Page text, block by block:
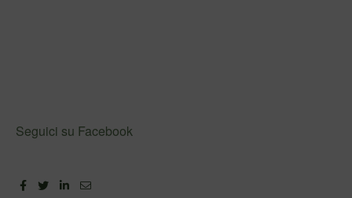
Seguici su Facebook
FacebookTwitterLinkedin
Email